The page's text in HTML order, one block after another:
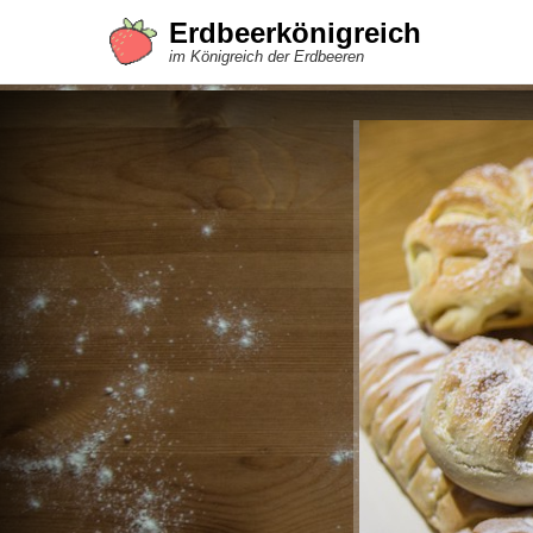
Erdbeerkönigreich
im Königreich der Erdbeeren